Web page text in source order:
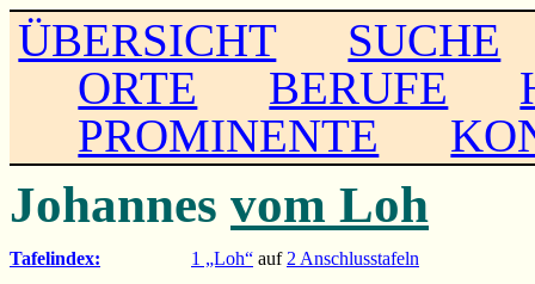
ÜBERSICHT
SUCHE
ORTE
BERUFE
PROMINENTE
Johannes vom Loh
Tafelindex: 1 „Loh“ auf 2 Anschlusstafeln